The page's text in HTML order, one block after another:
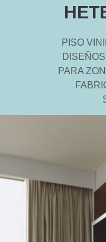
PISO
PARA